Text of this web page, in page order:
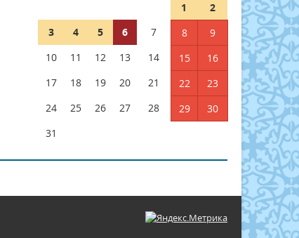
1
2
3
4 5 6 7 8
9
10
11 12 13 14 15
16
17
18 19 20 21 22
23
24
25 26 27 28 29
30
31